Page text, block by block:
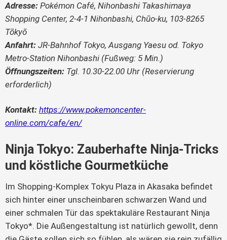
Adresse: Pokémon Café, Nihonbashi Takashimaya
Shopping Center, 2-4-1 Nihonbashi, Chūo-ku, 103-8265
Tōkyō
Anfahrt: JR-Bahnhof Tokyo, Ausgang Yaesu od. Tokyo
Metro-Station Nihonbashi (Fußweg: 5 Min.)
Öffnungszeiten: Tgl. 10.30-22.00 Uhr (Reservierung
erforderlich)
Kontakt: https://www.pokemoncenter-
online.com/cafe/en/
Ninja Tokyo: Zauberhafte Ninja-Tricks
und köstliche Gourmetküche
Im Shopping-Komplex Tokyu Plaza in Akasaka befindet
sich hinter einer unscheinbaren schwarzen Wand und
einer schmalen Tür das spektakuläre Restaurant Ninja
Tokyo*. Die Außengestaltung ist natürlich gewollt, denn